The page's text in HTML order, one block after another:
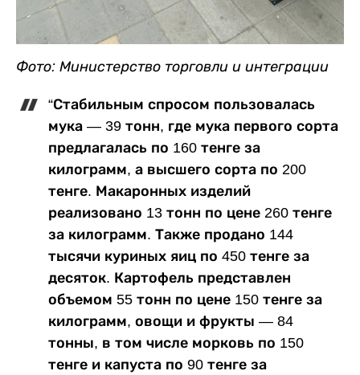
Фото: Министерство торговли и интеграции
“Стабильным спросом пользовалась
мука — 39 тонн, где мука первого сорта
предлагалась по 160 тенге за
килограмм, а высшего сорта по 200
тенге. Макаронных изделий
реализовано 13 тонн по цене 260 тенге
за килограмм. Также продано 144
тысячи куриных яиц по 450 тенге за
десяток. Картофель представлен
объемом 55 тонн по цене 150 тенге за
килограмм, овощи и фрукты — 84
тонны, в том числе морковь по 150
тенге и капуста по 90 тенге за